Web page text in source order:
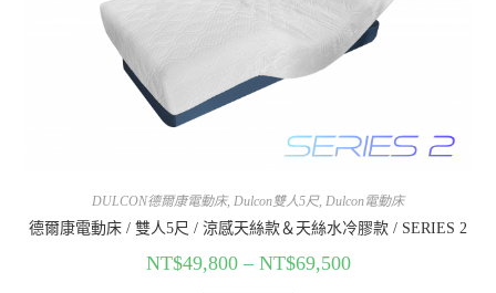
DULCON德爾康電動床, Dulcon雙人5尺, Dulcon電動床
德爾康電動床 / 雙人5尺 / 涼感天絲款＆天絲水冷膠款 / SERIES 2
NT$49,800– NT$69,500